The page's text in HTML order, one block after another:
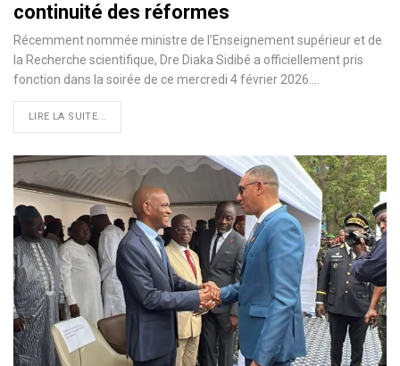
continuité des réformes
Récemment nommée ministre de l’Enseignement supérieur et de
la Recherche scientifique, Dre Diaka Sidibé a officiellement pris
fonction dans la soirée de ce mercredi 4 février 2026.…
LIRE LA SUITE...